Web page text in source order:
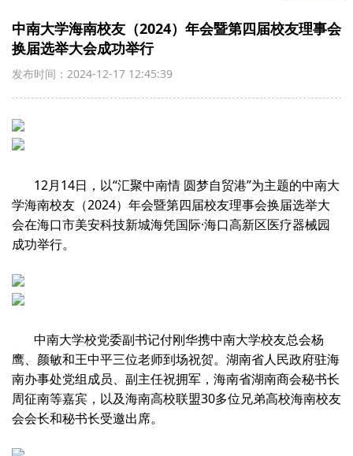
中南大学海南校友（2024）年会暨第四届校友理事会
换届选举大会成功举行
发布时间：2024-12-17 12:45:39
12月14日，以“汇聚中南情 圆梦自贸港”为主题的中南大
学海南校友（2024）年会暨第四届校友理事会换届选举大
会在海口市美安科技新城海凭国际·海口高新区医疗器械园
成功举行。
中南大学校党委副书记付刚华携中南大学校友总会杨
鹰、颜敏和王中平三位老师到场祝贺。湖南省人民政府驻海
南办事处党组成员、副主任祝拥军，海南省湖南商会秘书长
周征南等嘉宾，以及海南高校联盟30多位兄弟高校海南校友
会会长和秘书长受邀出席。